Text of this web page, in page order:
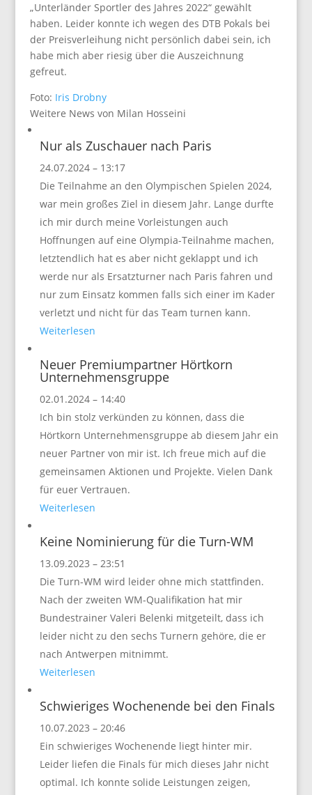
„Unterländer Sportler des Jahres 2022“ gewählt
haben. Leider konnte ich wegen des DTB Pokals bei
der Preisverleihung nicht persönlich dabei sein, ich
habe mich aber riesig über die Auszeichnung
gefreut.
Foto: Iris Drobny
Weitere News von Milan Hosseini
Nur als Zuschauer nach Paris
24.07.2024 – 13:17
Die Teilnahme an den Olympischen Spielen 2024,
war mein großes Ziel in diesem Jahr. Lange durfte
ich mir durch meine Vorleistungen auch
Hoffnungen auf eine Olympia-Teilnahme machen,
letztendlich hat es aber nicht geklappt und ich
werde nur als Ersatzturner nach Paris fahren und
nur zum Einsatz kommen falls sich einer im Kader
verletzt und nicht für das Team turnen kann.
Weiterlesen
Neuer Premiumpartner Hörtkorn
Unternehmensgruppe
02.01.2024 – 14:40
Ich bin stolz verkünden zu können, dass die
Hörtkorn Unternehmensgruppe ab diesem Jahr ein
neuer Partner von mir ist. Ich freue mich auf die
gemeinsamen Aktionen und Projekte. Vielen Dank
für euer Vertrauen.
Weiterlesen
Keine Nominierung für die Turn-WM
13.09.2023 – 23:51
Die Turn-WM wird leider ohne mich stattfinden.
Nach der zweiten WM-Qualifikation hat mir
Bundestrainer Valeri Belenki mitgeteilt, dass ich
leider nicht zu den sechs Turnern gehöre, die er
nach Antwerpen mitnimmt.
Weiterlesen
Schwieriges Wochenende bei den Finals
10.07.2023 – 20:46
Ein schwieriges Wochenende liegt hinter mir.
Leider liefen die Finals für mich dieses Jahr nicht
optimal. Ich konnte solide Leistungen zeigen,